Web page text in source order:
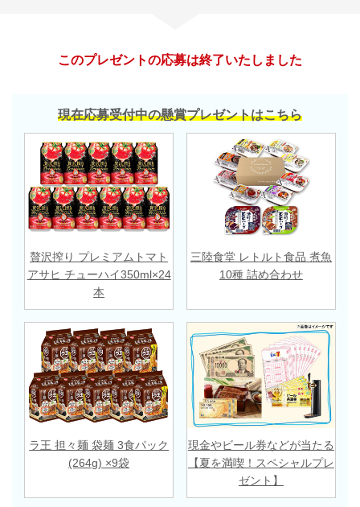
このプレゼントの応募は終了いたしました
現在応募受付中の懸賞プレゼントはこちら
贅沢搾り プレミアムトマト
アサヒ チューハイ350ml×24
本
三陸食堂 レトルト食品 煮魚
10種 詰め合わせ
ラ王 担々麺 袋麺 3食パック
(264g) ×9袋
現金やビール券などが当たる
【夏を満喫！スペシャルプレ
ゼント】